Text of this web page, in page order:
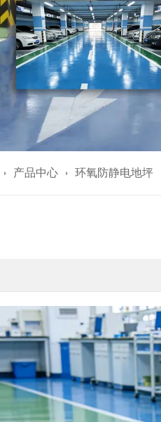
产品中心 环氧防静电地坪